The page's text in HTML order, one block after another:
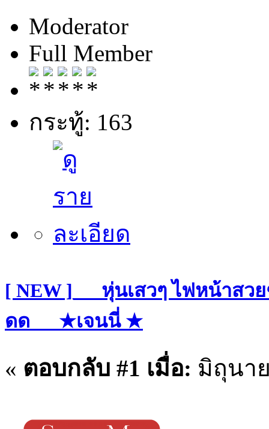
Moderator
Full Member
กระทู้: 163
[ NEW ]___หุ่นเสวๆ ไฟหน้าสว
ดด___★เจนนี่ ★
« ตอบกลับ #1 เมื่อ: มิถุนาย